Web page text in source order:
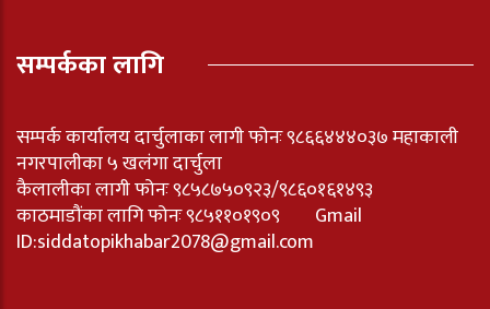
सम्पर्कका लागि
सम्पर्क कार्यालय दार्चुलाका लागी फोनः ९८६६४४४०३७ महाकाली
नगरपालीका ५ खलंगा दार्चुला
कैलालीका लागी फोनः ९८५८७५०९२३/९८६०१६१४९३
काठमाडौंका लागि फोनः ९८५११०१९०९ Gmail
ID:siddatopikhabar2078@gmail.com